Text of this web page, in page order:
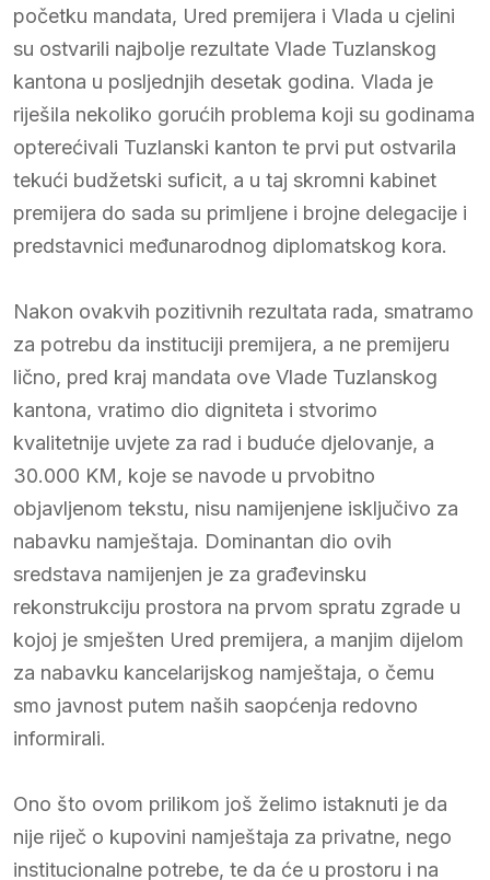
početku mandata, Ured premijera i Vlada u cjelini
su ostvarili najbolje rezultate Vlade Tuzlanskog
kantona u posljednjih desetak godina. Vlada je
riješila nekoliko gorućih problema koji su godinama
opterećivali Tuzlanski kanton te prvi put ostvarila
tekući budžetski suficit, a u taj skromni kabinet
premijera do sada su primljene i brojne delegacije i
predstavnici međunarodnog diplomatskog kora.
Nakon ovakvih pozitivnih rezultata rada, smatramo
za potrebu da instituciji premijera, a ne premijeru
lično, pred kraj mandata ove Vlade Tuzlanskog
kantona, vratimo dio digniteta i stvorimo
kvalitetnije uvjete za rad i buduće djelovanje, a
30.000 KM, koje se navode u prvobitno
objavljenom tekstu, nisu namijenjene isključivo za
nabavku namještaja. Dominantan dio ovih
sredstava namijenjen je za građevinsku
rekonstrukciju prostora na prvom spratu zgrade u
kojoj je smješten Ured premijera, a manjim dijelom
za nabavku kancelarijskog namještaja, o čemu
smo javnost putem naših saopćenja redovno
informirali.
Ono što ovom prilikom još želimo istaknuti je da
nije riječ o kupovini namještaja za privatne, nego
institucionalne potrebe, te da će u prostoru i na